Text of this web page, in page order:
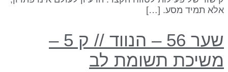
תמיד מסע. […]
שער 56 – הנווד // ק 5 –
תשומת לב